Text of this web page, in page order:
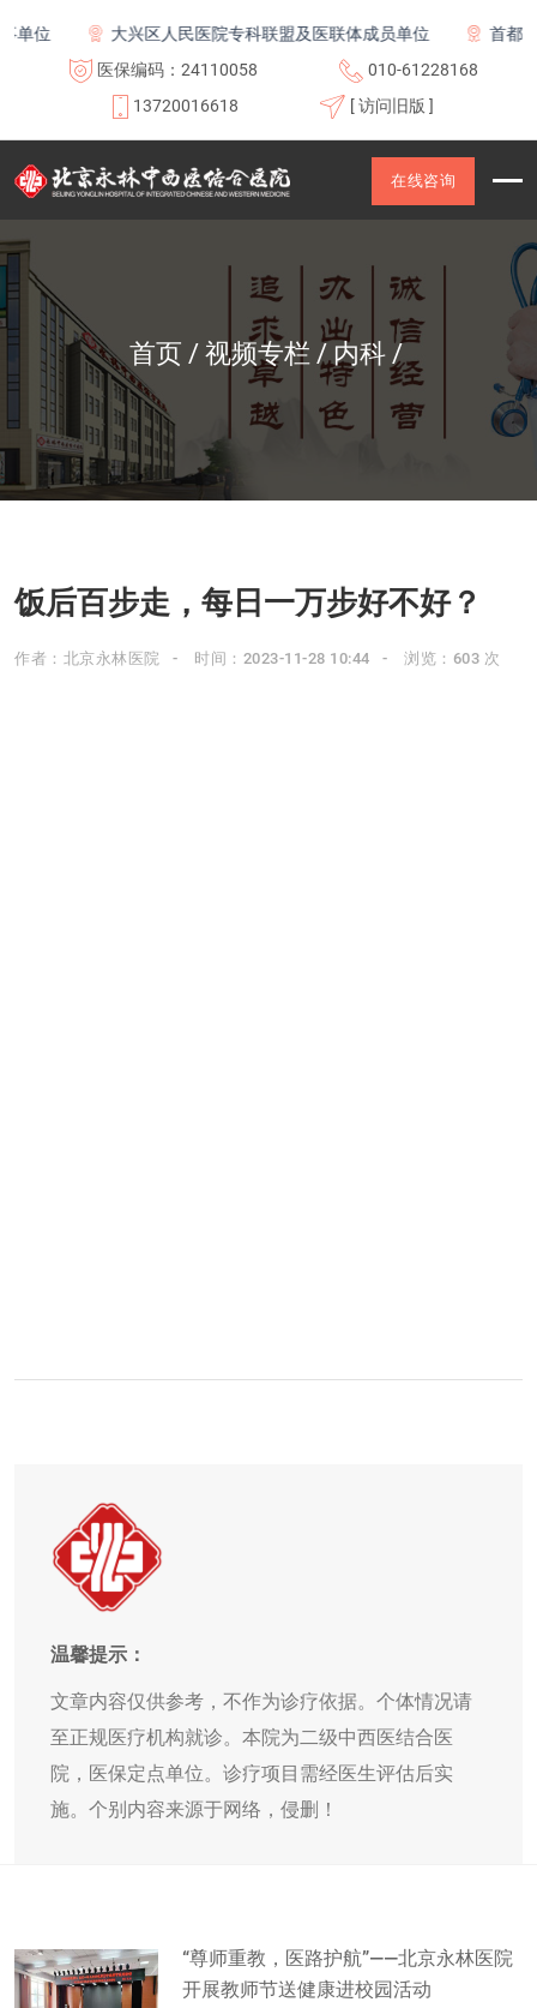
位 大兴区人民医院专科联盟及医联体成员单位
首都医
医保编码：24110058
010-61228168
13720016618
[ 访问旧版 ]
在线咨询
首页 视频专栏 内科
饭后百步走，每日一万步好不好？
作者：北京永林医院 时间：2023-11-28 10:44 浏览：603 次
温馨提示：
文章内容仅供参考，不作为诊疗依据。个体情况请
至正规医疗机构就诊。本院为二级中西医结合医
院，医保定点单位。诊疗项目需经医生评估后实
施。个别内容来源于网络，侵删！
“尊师重教，医路护航”——北京永林医院
开展教师节送健康进校园活动